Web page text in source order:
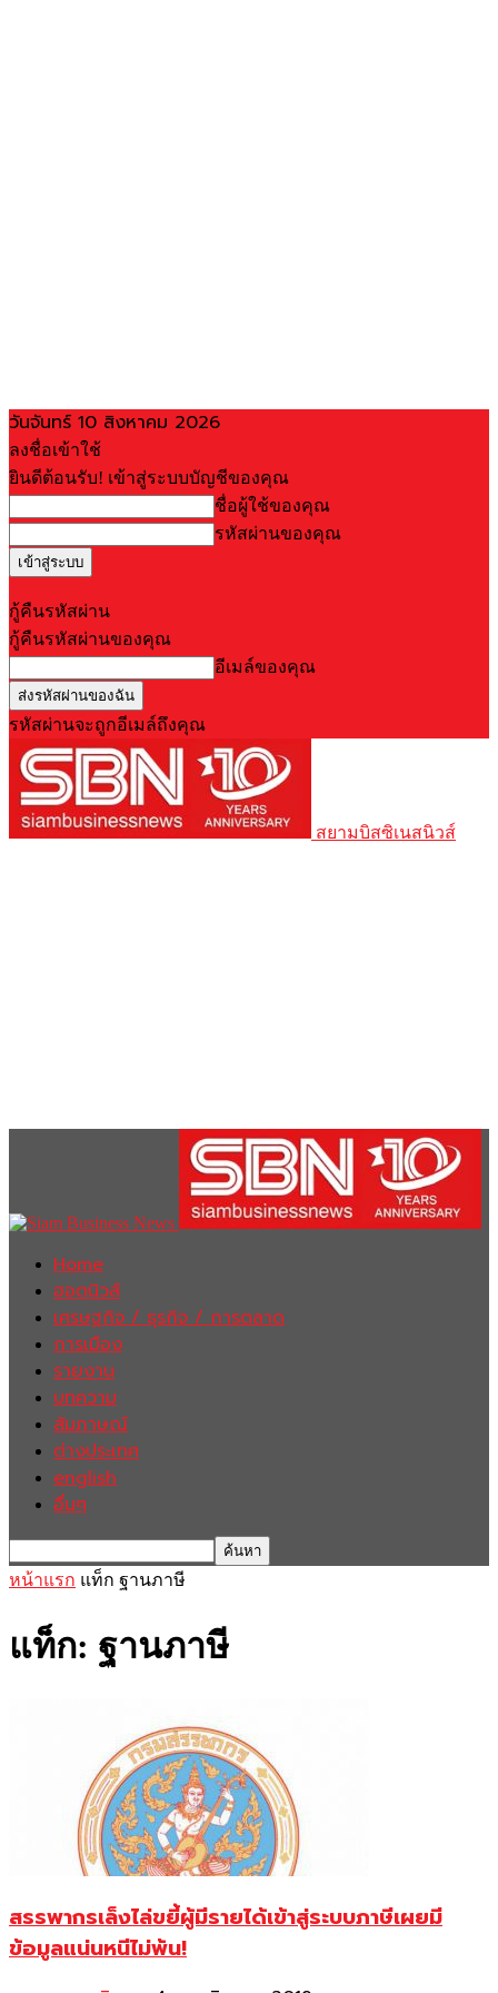
วันจันทร์ 10 สิงหาคม 2026
ลงชื่อเข้าใช้
ยินดีต้อนรับ! เข้าสู่ระบบบัญชีของคุณ
ชื่อผู้ใช้ของคุณ
รหัสผ่านของคุณ
กู้คืนรหัสผ่าน
กู้คืนรหัสผ่านของคุณ
อีเมล์ของคุณ
รหัสผ่านจะถูกอีเมล์ถึงคุณ
สยามบิสซิเนสนิวส์
Home
ฮอตนิวส์
เศรษฐกิจ / ธุรกิจ / การตลาด
การเมือง
รายงาน
บทความ
สัมภาษณ์
ต่างประเทศ
english
อื่นๆ
หน้าแรก แท็ก ฐานภาษี
แท็ก: ฐานภาษี
สรรพากรเล็งไล่ขยี้ผู้มีรายได้เข้าสู่ระบบภาษีเผยมี
ข้อมูลแน่นหนีไม่พ้น!